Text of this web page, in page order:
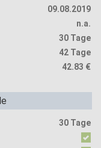
09.08.2019
n.a.
30 Tage
42 Tage
42.83 €
30 Tage